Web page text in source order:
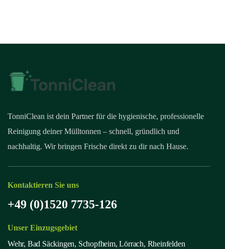
TonniClean ist dein Partner für die hygienische, professionelle
Reinigung deiner Mülltonnen – schnell, gründlich und
nachhaltig. Wir bringen Frische direkt zu dir nach Hause.
Kontaktieren Sie uns
+49 (0)1520 7735-126
Unser Einzugsgebiet
Wehr, Bad Säckingen, Schopfheim, Lörrach, Rheinfelden